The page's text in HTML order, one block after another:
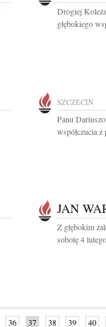
Drogiej
głębokiego
SZCZECIN
Panu
współczucia
JAN
Z głębokim
sobotę 4
36 37 38 39 40